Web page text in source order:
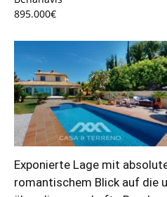
895.000€
Exponierte Lage mit
romantischem Blick auf die